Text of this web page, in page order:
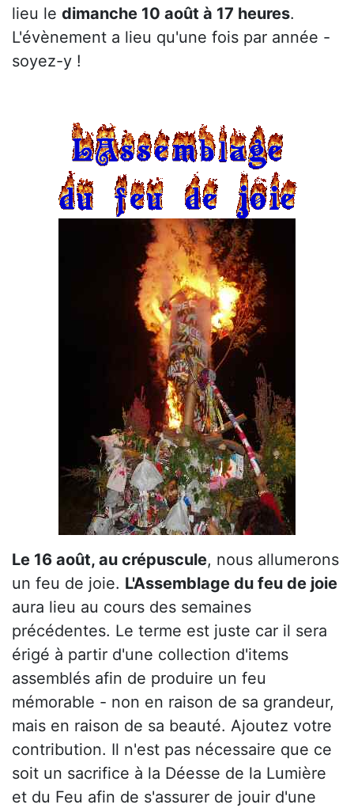
lieu le dimanche 10 août à 17 heures.
L'évènement a lieu qu'une fois par année -
soyez-y !
Le 16 août, au crépuscule, nous allumerons
un feu de joie. L'Assemblage du feu de joie
aura lieu au cours des semaines
précédentes. Le terme est juste car il sera
érigé à partir d'une collection d'items
assemblés afin de produire un feu
mémorable - non en raison de sa grandeur,
mais en raison de sa beauté. Ajoutez votre
contribution. Il n'est pas nécessaire que ce
soit un sacrifice à la Déesse de la Lumière
et du Feu afin de s'assurer de jouir d'une